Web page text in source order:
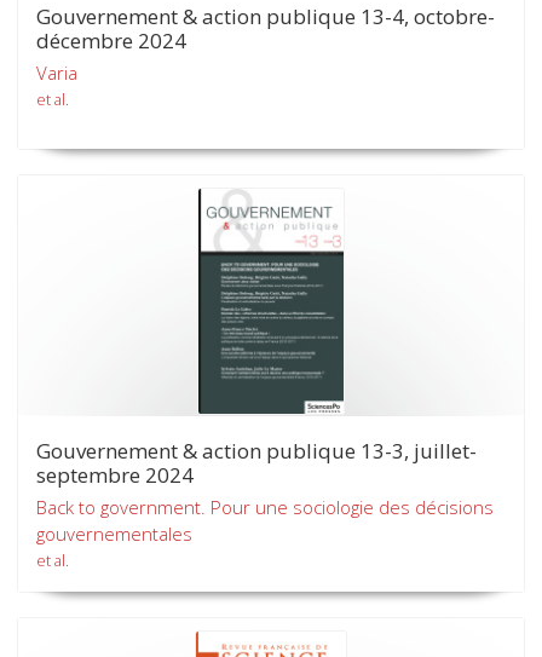
Gouvernement & action publique 13-4, octobre-
décembre 2024
Varia
et al.
Gouvernement & action publique 13-3, juillet-
septembre 2024
Back to government. Pour une sociologie des décisions
gouvernementales
et al.